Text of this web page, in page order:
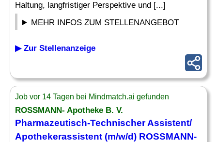
Haltung, langfristiger Perspektive und [...]
MEHR INFOS ZUM STELLENANGEBOT
▶ Zur Stellenanzeige
Job vor 14 Tagen bei Mindmatch.ai gefunden
ROSSMANN- Apotheke B. V.
Pharmazeutisch-Technischer Assistent/
Apothekerassistent (m/w/d) ROSSMANN-